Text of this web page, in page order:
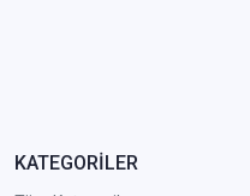
KATEGORİLER